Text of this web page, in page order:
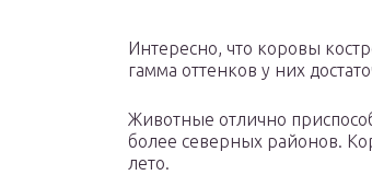
Интересно, что коровы
гамма оттенков у них
Животные отлично
более северных районов.
лето.